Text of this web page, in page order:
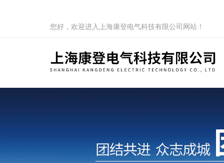
您好，欢迎进入上海康登电气科技有限公司网站！